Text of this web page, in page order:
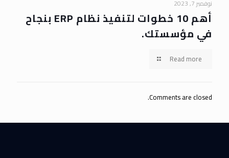
نوفمبر 7, 2023
أهم 10 خطوات لتنفيذ نظام ERP بنجاح
في مؤسستك.
Read more
Comments are closed.